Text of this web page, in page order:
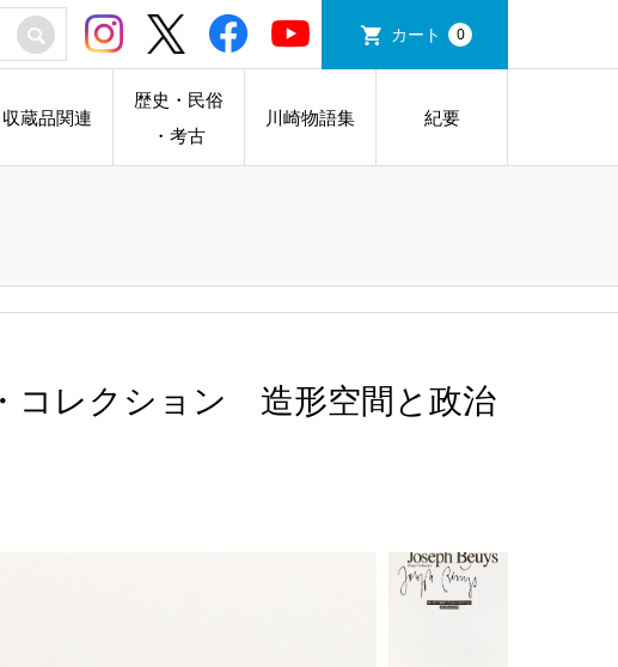
カート 0
収蔵品関連
歴史・民俗
・考古
川崎物語集 紀要
コレクション 造形空間と政治